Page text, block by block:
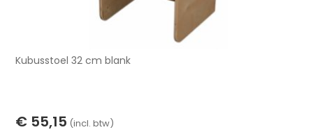
Kubusstoel 32 cm blank
€ 55,15 (incl. btw)